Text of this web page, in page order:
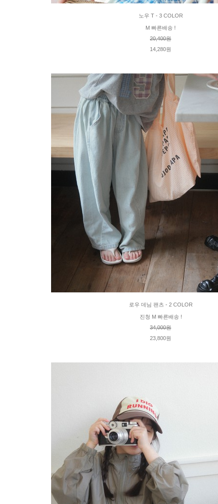
노우 T - 3 COLOR
M 빠른배송 !
20,400원
14,280원
로우 데님 팬츠 - 2 COLOR
진청 M 빠른배송 !
34,000원
23,800원